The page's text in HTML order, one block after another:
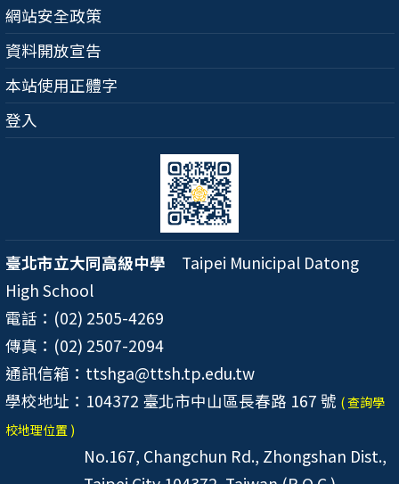
網站安全政策
資料開放宣告
本站使用正體字
登入
臺北市立大同高級中學 Taipei Municipal Datong
High School
電話：(02) 2505-4269
傳真：(02) 2507-2094
通訊信箱：ttshga@ttsh.tp.edu.tw
學校地址：104372 臺北市中山區長春路 167 號 ( 查詢學
校地理位置 )
No.167, Changchun Rd., Zhongshan Dist.,